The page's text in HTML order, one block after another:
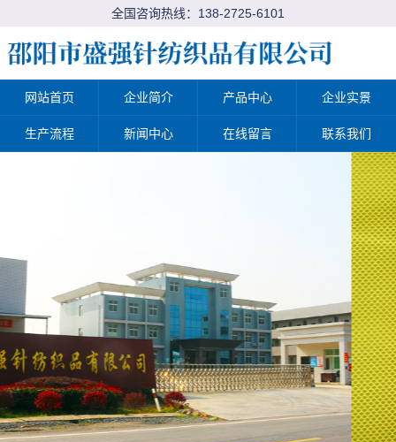
全国咨询热线： 138-2725-6101
网站首页 企业简介 产品中心 企业实景
生产流程 新闻中心 在线留言 联系我们